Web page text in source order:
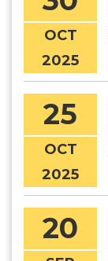
OCT
2025
25
OCT
2025
20